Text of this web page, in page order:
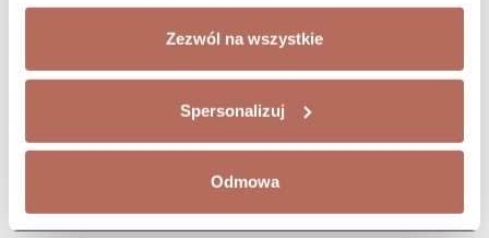
Zezwól na wszystkie
Spersonalizuj
Odmowa